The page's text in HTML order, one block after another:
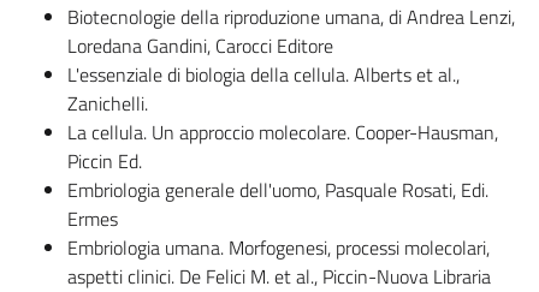
Biotecnologie della riproduzione umana, di Andrea Lenzi,
Loredana Gandini, Carocci Editore
L'essenziale di biologia della cellula. Alberts et al.,
Zanichelli.
La cellula. Un approccio molecolare. Cooper-Hausman,
Piccin Ed.
Embriologia generale dell'uomo, Pasquale Rosati, Edi.
Ermes
Embriologia umana. Morfogenesi, processi molecolari,
aspetti clinici. De Felici M. et al., Piccin-Nuova Libraria